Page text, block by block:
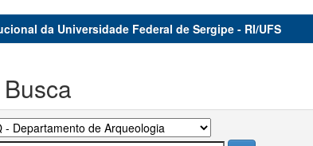
da Universidade Federal de Sergipe - RI/UFS